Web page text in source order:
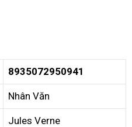
8935072950941
Nhân Văn
Jules Verne